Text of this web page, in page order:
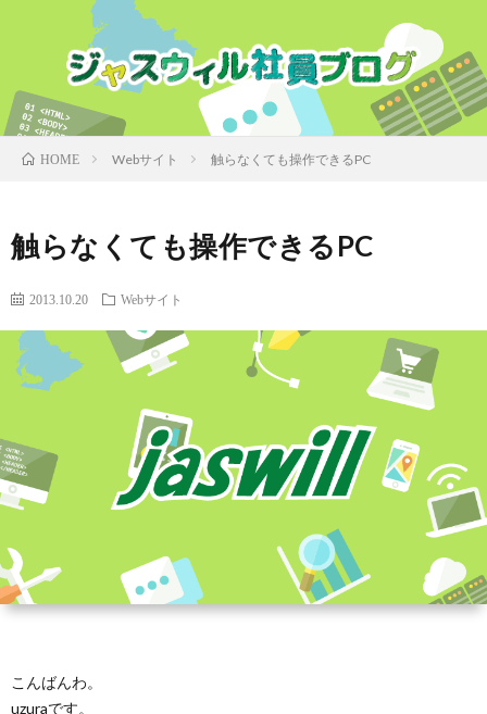
HOME Webサイト 触らなくても操作できるPC
触らなくても操作できるPC
2013.10.20 Webサイト
こんばんわ。
uzuraです。